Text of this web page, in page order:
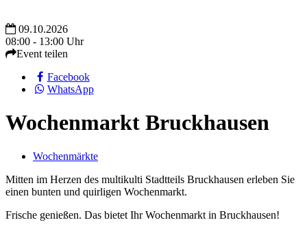
09.10.2026
08:00 - 13:00 Uhr
Event teilen
Facebook
WhatsApp
Wochenmarkt Bruckhausen
Wochenmärkte
Mitten im Herzen des multikulti Stadtteils Bruckhausen erleben Sie
einen bunten und quirligen Wochenmarkt.
Frische genießen. Das bietet Ihr Wochenmarkt in Bruckhausen!